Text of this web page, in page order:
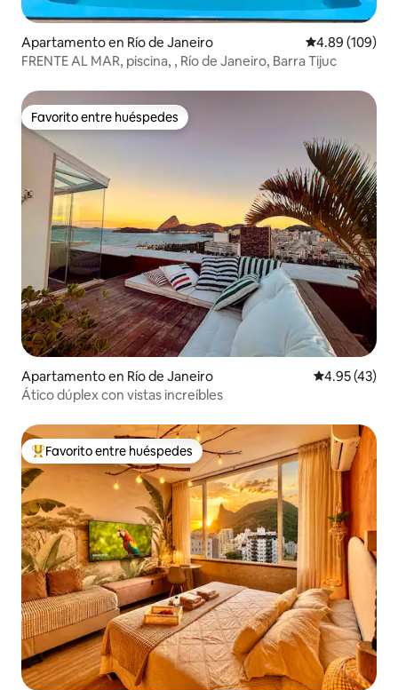
Apartamento en Río de Janeiro Calificación
4.89 (109)
FRENTE AL MAR, piscina, , Río de Janeiro, Barra Tijuc
Favorito entre huéspedes
Favorito entre huéspedes
Apartamento en Río de Janeiro Calificación
4.95 (43)
Ático dúplex con vistas increíbles
Favorito entre huéspedes preferido
Favorito entre huéspedes